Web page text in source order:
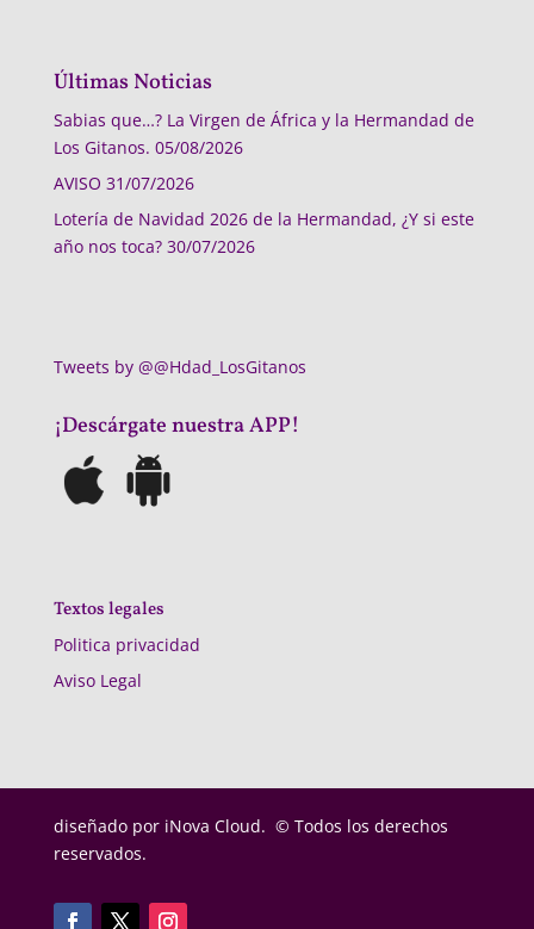
Últimas Noticias
Sabias que…? La Virgen de África y la Hermandad de
Los Gitanos. 05/08/2026
AVISO 31/07/2026
Lotería de Navidad 2026 de la Hermandad, ¿Y si este
año nos toca? 30/07/2026
Tweets by @@Hdad_LosGitanos
¡Descárgate nuestra APP!
Textos legales
Politica privacidad
Aviso Legal
diseñado por iNova Cloud. © Todos los derechos
reservados.